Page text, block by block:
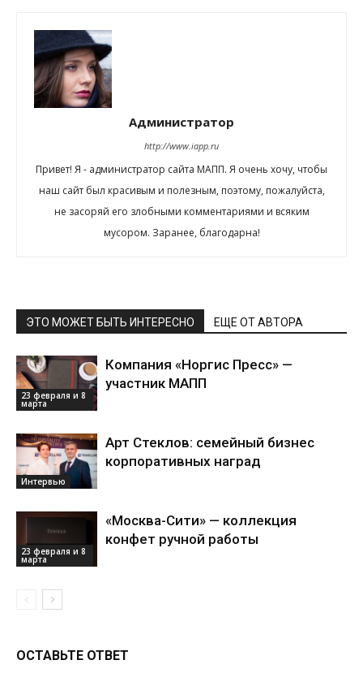
Администратор
http://www.iapp.ru
Привет! Я - администратор сайта МАПП. Я очень хочу, чтобы
наш сайт был красивым и полезным, поэтому, пожалуйста,
не засоряй его злобными комментариями и всяким
мусором. Заранее, благодарна!
ЭТО МОЖЕТ БЫТЬ ИНТЕРЕСНО ЕЩЕ ОТ АВТОРА
23 февраля и 8
марта
Компания «Норгис Пресс» —
участник МАПП
Интервью
Арт Стеклов: семейный бизнес
корпоративных наград
23 февраля и 8
марта
«Москва-Сити» — коллекция
конфет ручной работы
ОСТАВЬТЕ ОТВЕТ